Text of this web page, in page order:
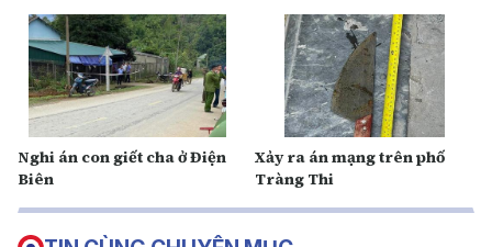
Nghi án con giết cha ở Điện
Biên
Xảy ra án mạng trên phố
Tràng Thi